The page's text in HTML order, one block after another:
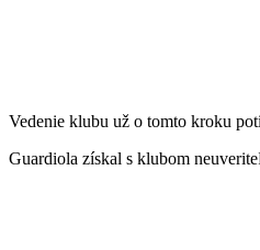
Vedenie klubu už o tomto kroku
Guardiola získal s klubom